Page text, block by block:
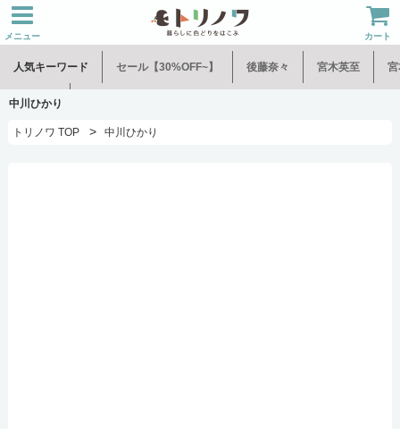
メニュー カート
人気キーワード セール【30%OFF~】 後藤奈々 宮木英至 宮
水谷和音
中川ひかり
トリノワ TOP > 中川ひかり